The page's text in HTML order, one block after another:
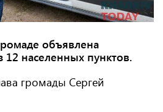
объявлена
12 населенных пунктов.
громады Сергей